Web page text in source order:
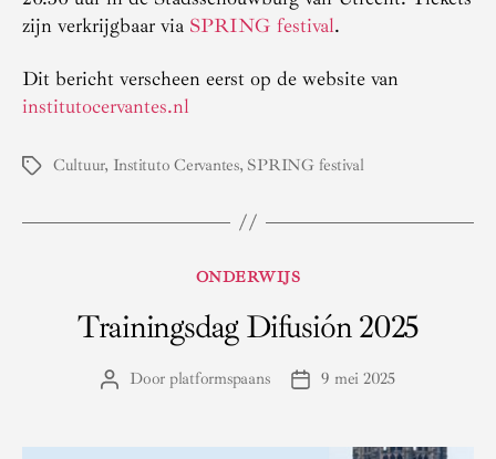
zijn verkrijgbaar via SPRING festival.
Dit bericht verscheen eerst op de website van
institutocervantes.nl
Tags Cultuur, Instituto Cervantes, SPRING festival
Categorieën
ONDERWIJS
Trainingsdag Difusión 2025
Berichtauteur
Door platformspaans Berichtdatum
9 mei 2025